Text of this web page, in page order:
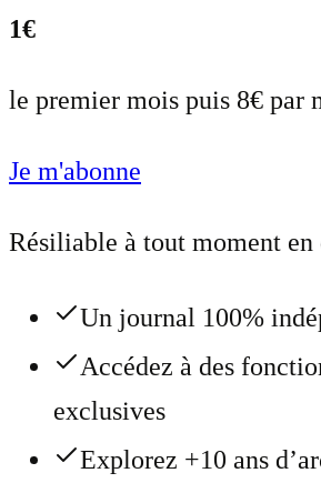
1€
le premier mois puis 8€ par
Je m'abonne
Résiliable à tout moment en
Un journal 100%
Accédez à des
exclusives
Explorez +10 ans